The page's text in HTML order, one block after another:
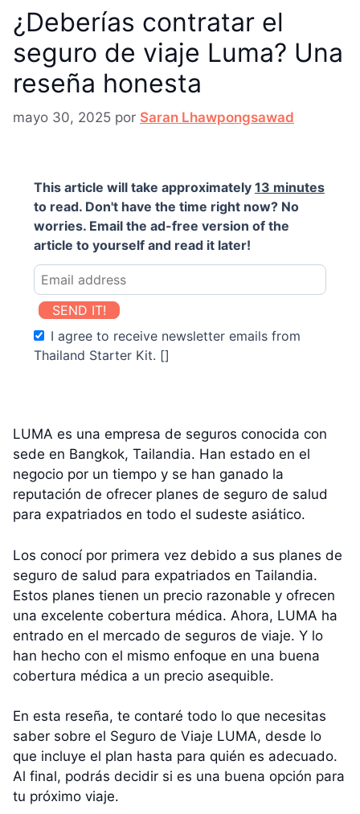
¿Deberías contratar el
seguro de viaje Luma? Una
reseña honesta
mayo 30, 2025 por Saran Lhawpongsawad
This article will take approximately 13 minutes
to read. Don't have the time right now? No
worries. Email the ad-free version of the
article to yourself and read it later!
SEND IT!
I agree to receive newsletter emails from
Thailand Starter Kit. []
LUMA es una empresa de seguros conocida con
sede en Bangkok, Tailandia. Han estado en el
negocio por un tiempo y se han ganado la
reputación de ofrecer planes de seguro de salud
para expatriados en todo el sudeste asiático.
Los conocí por primera vez debido a sus planes de
seguro de salud para expatriados en Tailandia.
Estos planes tienen un precio razonable y ofrecen
una excelente cobertura médica. Ahora, LUMA ha
entrado en el mercado de seguros de viaje. Y lo
han hecho con el mismo enfoque en una buena
cobertura médica a un precio asequible.
En esta reseña, te contaré todo lo que necesitas
saber sobre el Seguro de Viaje LUMA, desde lo
que incluye el plan hasta para quién es adecuado.
Al final, podrás decidir si es una buena opción para
tu próximo viaje.